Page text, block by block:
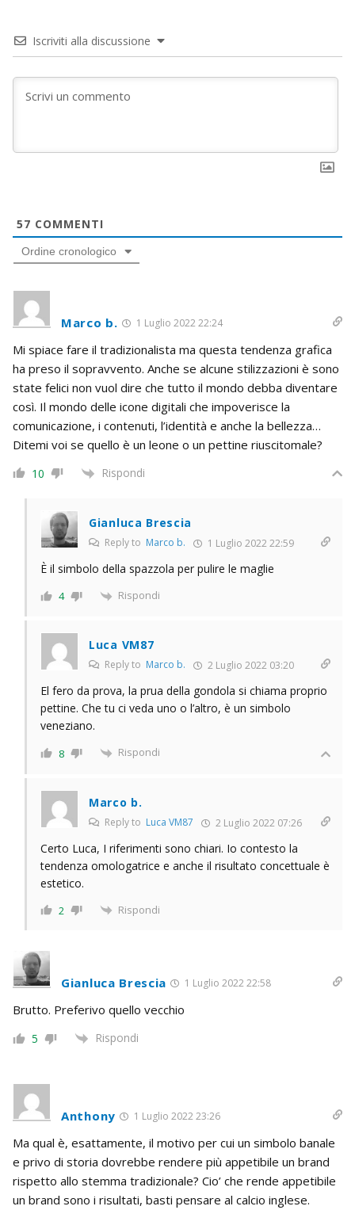
Iscriviti alla discussione
57 COMMENTI
Ordine cronologico
Marco b. 1 Luglio 2022 22:24
Mi spiace fare il tradizionalista ma questa tendenza grafica
ha preso il sopravvento. Anche se alcune stilizzazioni è sono
state felici non vuol dire che tutto il mondo debba diventare
così. Il mondo delle icone digitali che impoverisce la
comunicazione, i contenuti, l’identità e anche la bellezza…
Ditemi voi se quello è un leone o un pettine riuscitomale?
10 Rispondi
Gianluca Brescia
Reply to Marco b. 1 Luglio 2022 22:59
È il simbolo della spazzola per pulire le maglie
4 Rispondi
Luca VM87
Reply to Marco b. 2 Luglio 2022 03:20
El fero da prova, la prua della gondola si chiama proprio
pettine. Che tu ci veda uno o l’altro, è un simbolo
veneziano.
8 Rispondi
Marco b.
Reply to Luca VM87 2 Luglio 2022 07:26
Certo Luca, I riferimenti sono chiari. Io contesto la
tendenza omologatrice e anche il risultato concettuale è
estetico.
2 Rispondi
Gianluca Brescia 1 Luglio 2022 22:58
Brutto. Preferivo quello vecchio
5 Rispondi
Anthony 1 Luglio 2022 23:26
Ma qual è, esattamente, il motivo per cui un simbolo banale
e privo di storia dovrebbe rendere più appetibile un brand
rispetto allo stemma tradizionale? Cio’ che rende appetibile
un brand sono i risultati, basti pensare al calcio inglese.